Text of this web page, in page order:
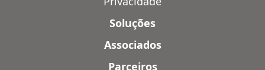
Soluções
Associados
Parceiros